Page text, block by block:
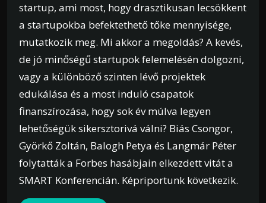
startup, ami most, hogy drasztikusan lecsökkent
a startupokba befektethető tőke mennyisége,
mutatkozik meg. Mi akkor a megoldás? A kevés,
de jó minőségű startupok felemelésén dolgozni,
vagy a különböző szinten lévő projektek
edukálása és a most induló csapatok
finanszírozása, hogy sok év múlva legyen
lehetőségük sikersztorivá válni? Biás Csongor,
Györkő Zoltán, Balogh Petya és Langmár Péter
folytatták a Forbes hasábjain elkezdett vitát a
SMART Konferencián. Képriportunk következik.